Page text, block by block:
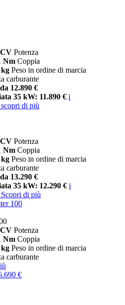
CV Potenza
Nm Coppia
kg Peso in ordine di marcia
carburante
12.890 €
35 kW: 11.890 € i
scopri di più
CV Potenza
Nm Coppia
kg Peso in ordine di marcia
carburante
13.290 €
35 kW: 12.290 € i
Scopri di più
100
CV Potenza
Nm Coppia
kg Peso in ordine di marcia
carburante
€